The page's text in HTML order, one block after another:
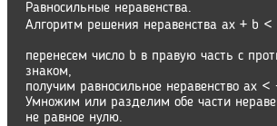
Равносильные неравенства.
Алгоритм решения неравенства ax + b
перенесем число b в правую часть с
знаком,
получим равносильное неравенство ax <
Умножим или разделим обе части
не равное нулю.